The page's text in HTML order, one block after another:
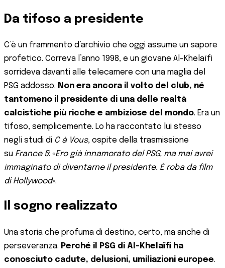
Da tifoso a presidente
C’è un frammento d’archivio che oggi assume un sapore
profetico. Correva l’anno 1998, e un giovane Al-Khelaïfi
sorrideva davanti alle telecamere con una maglia del
PSG addosso. Non era ancora il volto del club, né
tantomeno il presidente di una delle realtà
calcistiche più ricche e ambiziose del mondo. Era un
tifoso, semplicemente. Lo ha raccontato lui stesso
negli studi di C à Vous, ospite della trasmissione
su France 5: «Ero già innamorato del PSG, ma mai avrei
immaginato di diventarne il presidente. È roba da film
di Hollywood».
Il sogno realizzato
Una storia che profuma di destino, certo, ma anche di
perseveranza. Perché il PSG di Al-Khelaïfi ha
conosciuto cadute, delusioni, umiliazioni europee.